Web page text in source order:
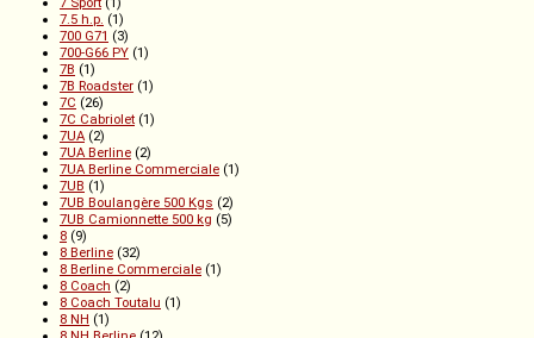
7.5 h.p. (1)
700 G71 (3)
700-G66 PY (1)
7B (1)
7B Roadster (1)
7C (26)
7C Cabriolet (1)
7UA (2)
7UA Berline (2)
7UA Berline Commerciale (1)
7UB (1)
7UB Boulangère 500 Kgs (2)
7UB Camionnette 500 kg (5)
8 (9)
8 Berline (32)
8 Berline Commerciale (1)
8 Coach (2)
8 Coach Toutalu (1)
8 NH (1)